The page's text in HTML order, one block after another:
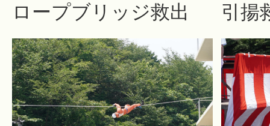
ロープブリッジ救出 引揚